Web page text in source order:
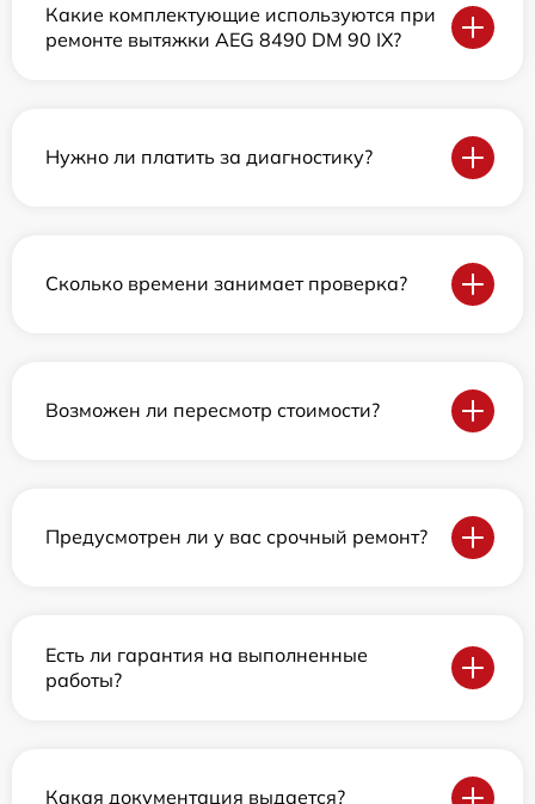
Какие комплектующие используются при
ремонте вытяжки AEG 8490 DM 90 IX?
Нужно ли платить за диагностику?
Сколько времени занимает проверка?
Возможен ли пересмотр стоимости?
Предусмотрен ли у вас срочный ремонт?
Есть ли гарантия на выполненные
работы?
Какая документация выдается?